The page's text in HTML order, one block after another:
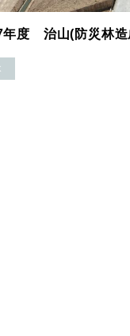
年度 治山(防災林造